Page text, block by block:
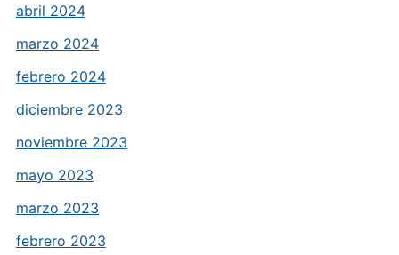
abril 2024
marzo 2024
febrero 2024
diciembre 2023
noviembre 2023
mayo 2023
marzo 2023
febrero 2023